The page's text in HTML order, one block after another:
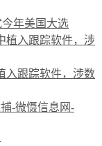
年美国大选
入跟踪软件，涉数